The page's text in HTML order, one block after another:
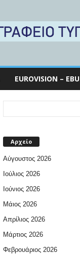
EUROVISION – EBU
Αρχείο
Αύγουστος 2026
Ιούλιος 2026
Ιούνιος 2026
Μάιος 2026
Απρίλιος 2026
Μάρτιος 2026
Φεβρουάριος 2026